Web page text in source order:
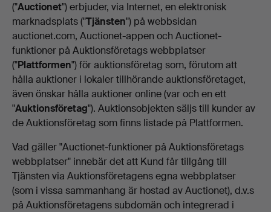
("Auctionet") erbjuder, via Internet, en elektronisk
marknadsplats ("Tjänsten") på webbsidan
auctionet.com, Auctionet-appen och Auctionet-
funktioner på Auktionsföretags webbplatser
("Plattformen") för auktionsföretag som, förutom att
hålla auktioner i lokaler tillhörande auktionsföretaget,
även önskar hålla auktioner online (var och en ett
"Auktionsföretag"). Auktionsobjekten säljs till kunder av
de Auktionsföretag som finns listade på Plattformen.
Vad gäller "Auctionet-funktioner på Auktionsföretags
webbplatser" innebär det att Kund får tillgång till
Tjänsten via Auktionsföretagens egna webbplatser
(som i vissa sammanhang är hostad av Auctionet), d.v.s
på Auktionsföretagens subdomän och integrerad i